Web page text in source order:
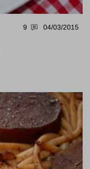
04/03/2015
9